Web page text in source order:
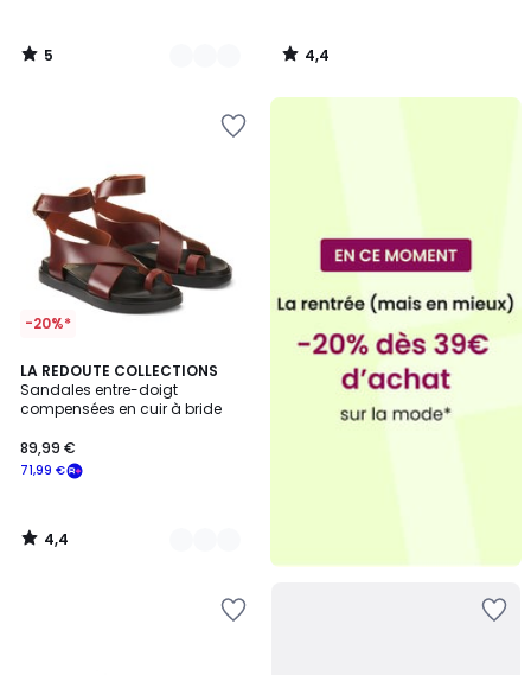
5
/
4,4
/
-20%*
LA REDOUTE COLLECTIONS
Sandales entre-doigt
compensées en cuir à bride
71,99 €
89,99 €
4,4
/ 5
2
Couleurs
4,4
/